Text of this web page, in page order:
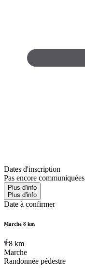
Dates d'inscription
Pas encore communiquées
Plus d'info
Plus d'info
Date à confirmer
Marche 8 km
8 km
Marche
Randonnée pédestre